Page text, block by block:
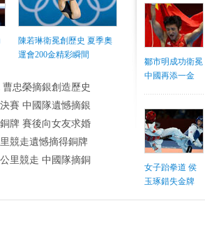
陳若琳衛冕創歷史 夏季奧
運會200金精彩瞬間
忠榮摘銀創造歷史
賽 中國隊遺憾摘銀
牌 賽後向女友求婚
競走遺憾摘得銅牌
里競走 中國隊摘銅
鄒市明成功衛冕
中國再添一金
女子跆拳道 侯
玉琢錯失金牌